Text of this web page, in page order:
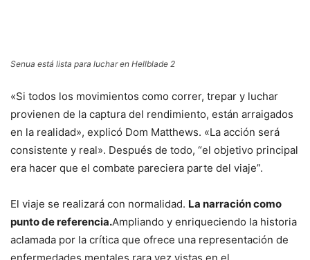
Senua está lista para luchar en Hellblade 2
«Si todos los movimientos como correr, trepar y luchar
provienen de la captura del rendimiento, están arraigados
en la realidad», explicó Dom Matthews. «La acción será
consistente y real». Después de todo, “el objetivo principal
era hacer que el combate pareciera parte del viaje”.
El viaje se realizará con normalidad. La narración como
punto de referencia.Ampliando y enriqueciendo la historia
aclamada por la crítica que ofrece una representación de